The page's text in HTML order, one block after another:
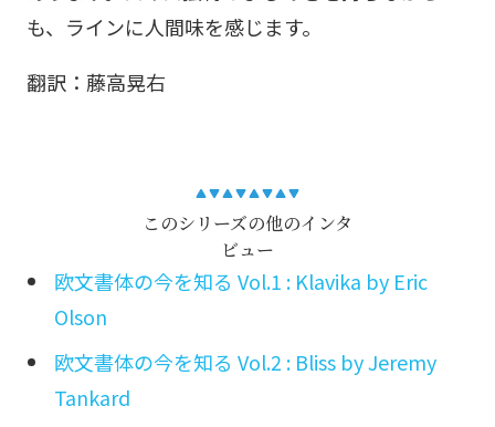
も、ラインに人間味を感じます。
翻訳：藤高晃右
このシリーズの他のインタ
ビュー
欧文書体の今を知る Vol.1 : Klavika by Eric
Olson
欧文書体の今を知る Vol.2 : Bliss by Jeremy
Tankard